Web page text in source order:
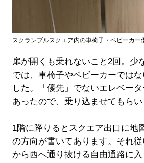
スクランブルスクエア内の車椅子・ベビーカー
扉が開くも乗れないこと2回。少
では、車椅子やベビーカーでは
した。「優先」でないエレベー
あったので、乗り込ませてもらい
1階に降りるとスクエア出口に地
の方向が書いてあります。それ
から西へ通り抜ける自由通路に入